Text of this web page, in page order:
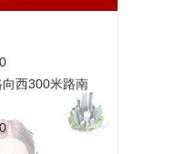
西300米路南